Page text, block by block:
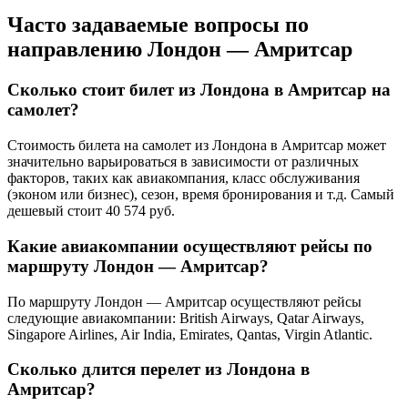
Часто задаваемые вопросы по
направлению Лондон — Амритсар
Сколько стоит билет из Лондона в Амритсар на
самолет?
Стоимость билета на самолет из Лондона в Амритсар может
значительно варьироваться в зависимости от различных
факторов, таких как авиакомпания, класс обслуживания
(эконом или бизнес), сезон, время бронирования и т.д. Самый
дешевый стоит 40 574 руб.
Какие авиакомпании осуществляют рейсы по
маршруту Лондон — Амритсар?
По маршруту Лондон — Амритсар осуществляют рейсы
следующие авиакомпании: British Airways, Qatar Airways,
Singapore Airlines, Air India, Emirates, Qantas, Virgin Atlantic.
Сколько длится перелет из Лондона в
Амритсар?